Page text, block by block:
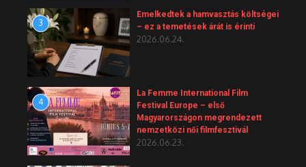
3
Emelkedtek a hamvasztás költségei
– ez a temetések árát is érinti
2026.06.24.
4
La Femme International Film
Festival Europe – első
Magyarországon megrendezett
nemzetközi női filmfesztivál
2026.06.23.